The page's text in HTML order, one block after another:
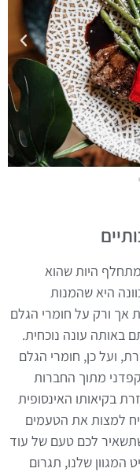
היות שהוא
היא שהמנות
אך ורק על חומרי הגלם
באותה עונה נוכחית.
ועל כן, חומרי הגלם
קפדני מתוך החברות
בקיאותו האינסופית
למצות את הטעמים
לכם טעם של עוד
שלנו, תגרום